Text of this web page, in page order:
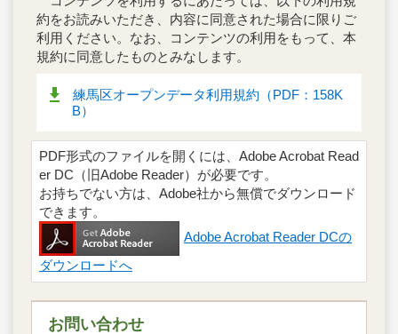
約をお読みいただき、内容に同意された場合に限りご
利用ください。なお、コンテンツの利用をもって、本
規約に同意したものとみなします。
練馬区オープンデータ利用規約（PDF：158K
B）
PDF形式のファイルを開くには、Adobe Acrobat Read
er DC（旧Adobe Reader）が必要です。
お持ちでない方は、Adobe社から無償でダウンロード
できます。
Adobe Acrobat Reader DCの
ダウンロードへ
お問い合わせ